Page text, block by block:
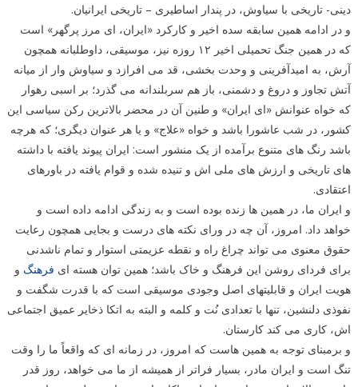
دینی- تاریخی با سیاوش، در پندار اساطیری – تاریخی ایرانیان.
و در ادامه همین سابقه سده اخیر و کارکرد «ایران، ای مرز پرگهر» است
که در همین جنگ تحمیلی اخیر ۱۲ روزه نیز، موسیقی، داوطلبانه همچون
آرش، به امیدآفرینی و وحدت بخشی، قد می افرازد و سیاوش وار از میانه
آتش تجاوز و دروغ و دشمنی، باز هم سربلندانه می گذرد؛ بر اسبی رهوار
که خواه عنوانش «ای ایران» و طنین آن در محضر بالاترین رکن سیاسی این
کشور، در شب عاشورا باشد و خواه «علاج» و یا هر عنوان دیگری؛ که هرچه
باشد رنگ های متنوع برآمده از یک منشور است: ایران پیوند یافته با داشته
های تاریخی و ارزش های ملی اش و تنیده شده و قوام یافته در باورهای
اعتقادی.
و ایران ما، در همین ها زنده بوده است و به زندگی ادامه داده است و
خواهد داد. امروز، آن چه در ورای نکته های درست و بجایی همچون رعایت
حقوق معنوی می تواند چراغ راه و نقطه عزیمتی استوار و تمام ناشدنی
برای فردای روشن این فرهنگ و خاک باشد؛ همین توان هسته ای فرهنگ و
هویت ایران و قابلیتهای اصل وجودی موسیقی است که با قدرت شگفت و
نفوذی دلنشین، تنها با تعدادی نُت و کلمه و البته به اتکا ذخایر عمیق اجتماعی
اش، کاری می کند کارستان.
و برمبنای توجه به همین هاست که امروز، در زمانه ای که واقعاً ما را وقت
تنگ است و ایران مادر، بسیار فراتر از همیشه از ما می خواهد، روز قدر